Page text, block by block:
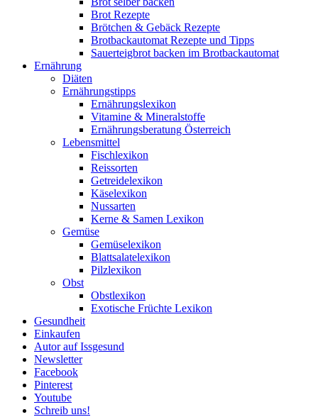
Brot Rezepte
Brötchen & Gebäck Rezepte
Brotbackautomat Rezepte und Tipps
Sauerteigbrot backen im Brotbackautomat
Ernährung
Diäten
Ernährungstipps
Ernährungslexikon
Vitamine & Mineralstoffe
Ernährungsberatung Österreich
Lebensmittel
Fischlexikon
Reissorten
Getreidelexikon
Käselexikon
Nussarten
Kerne & Samen Lexikon
Gemüse
Gemüselexikon
Blattsalatelexikon
Pilzlexikon
Obst
Obstlexikon
Exotische Früchte Lexikon
Gesundheit
Einkaufen
Autor auf Issgesund
Newsletter
Facebook
Pinterest
Youtube
Schreib uns!